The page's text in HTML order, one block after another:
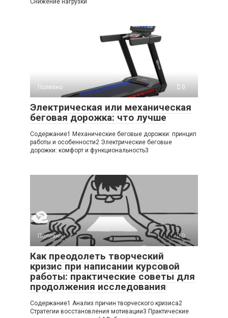
Снижение нагрузки
Полезно 0
Электрическая или механическая
беговая дорожка: что лучше
Содержание1 Механические беговые дорожки: принцип
работы и особенности2 Электрические беговые
дорожки: комфорт и функциональность3
Полезно 0
Как преодолеть творческий
кризис при написании курсовой
работы: практические советы для
продолжения исследования
Содержание1 Анализ причин творческого кризиса2
Стратегии восстановления мотивации3 Практические